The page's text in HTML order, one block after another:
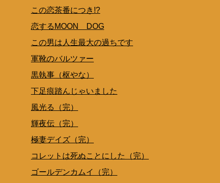
この恋茶番につき!?
恋するMOON DOG
この男は人生最大の過ちです
軍靴のバルツァー
黒執事（枢やな）
下足痕踏んじゃいました
風光る（完）
輝夜伝（完）
極妻デイズ（完）
コレットは死ぬことにした（完）
ゴールデンカムイ（完）